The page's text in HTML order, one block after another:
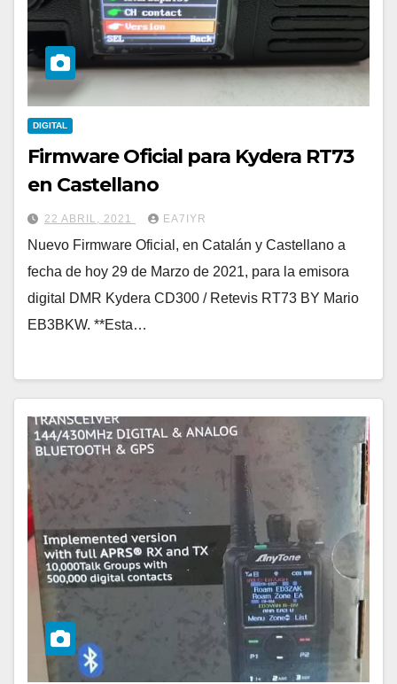
DIGITAL
Firmware Oficial para Kydera RT73
en Castellano
22 ABRIL, 2021 EA7IYR
Nuevo Firmware Oficial, en Catalán y Castellano a
fecha de hoy 29 de Marzo de 2021, para la emisora
digital DMR Kydera CD300 / Retevis RT73 BY Mario
EB3BKW. **Esta…